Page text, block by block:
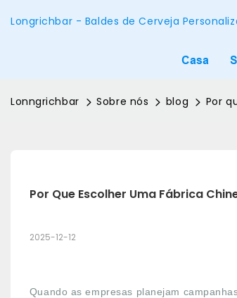
Longrichbar - Baldes de Cerveja
Casa
Lonngrichbar Sobre nós blog Por
Por Que Escolher Uma Fábrica
2025-12-12
Quando as empresas planejam